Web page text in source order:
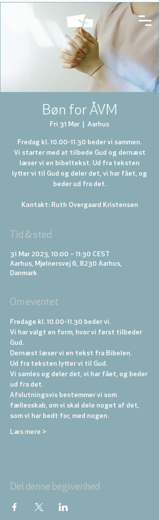
Bøn for ÅVM
Fri 31 Mar Aarhus
Fredag kl. 10.00-11.30 beder vi sammen.
Vi starter med at tilbede Gud og dernæst
læser vi en bibeltekst. Ud fra teksten
lytter vi til Gud og deler det, vi har fået, og
beder ud fra det.
Kontakt: Ruth Overgaard Kristensen
Tid & sted
31 Mar 2023, 10:00 – 11:30 CEST
Aarhus, Mjølnersvej 6, 8230 Aarhus,
Danmark
Om eventet
Fredage kl. 10.00-11.30 beder vi.
Vi har valgt en form, hvor vi først tilbeder
Gud.
Dernæst læser vi en tekst fra Bibelen.
Ud fra teksten lytter vi til Gud.
Vi samles og deler det, vi har fået, og beder
ud fra det.
Afslutningsvis bestemmer vi som
fællesskab, om vi skal dele noget af det,
som vi har bedt for, med nogen.
Læs mere >
Del denne begivenhed